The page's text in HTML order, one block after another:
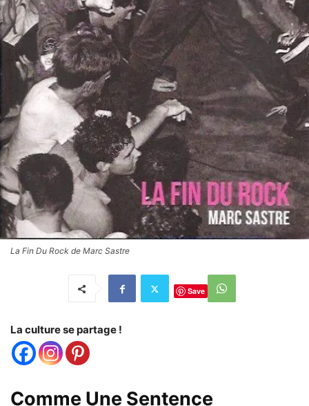
La Fin Du Rock de Marc Sastre
Save
La culture se partage !
Comme Une Sentence